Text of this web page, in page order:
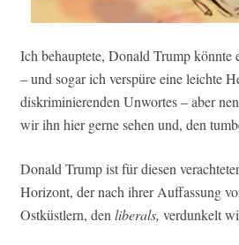
Ich behauptete, Donald Trump könnte
– und sogar ich verspüre eine leichte
diskriminierenden Unwortes – aber
wir ihn hier gerne sehen und, den
Donald Trump ist für diesen
Horizont, der nach ihrer Auffassung
Ostküstlern, den liberals, verdunkelt